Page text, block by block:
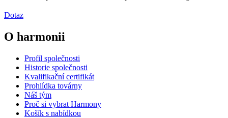
Dotaz
O harmonii
Profil společnosti
Historie společnosti
Kvalifikační certifikát
Prohlídka továrny
Náš tým
Proč si vybrat Harmony
Košík s nabídkou